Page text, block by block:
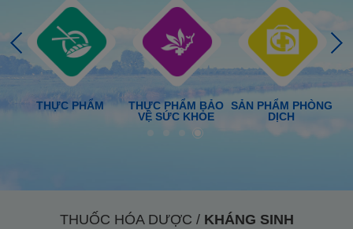
MẠCH TIỂU ĐƯỜNG KHÁNG SINH GIẢM ĐAU,
THUỐC HÓA DƯỢC / KHÁNG SINH